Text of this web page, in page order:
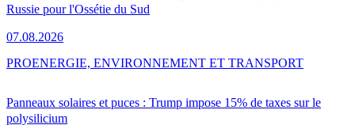
Russie pour l'Ossétie du Sud
07.08.2026
Panneaux solaires et puces : Trump impose 15% de taxes sur le
polysilicium
PROENERGIE, ENVIRONNEMENT ET TRANSPORT